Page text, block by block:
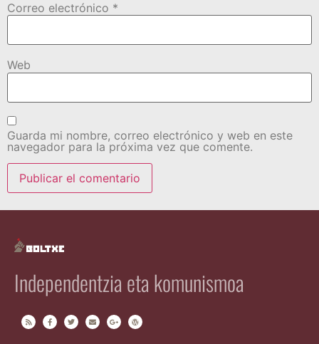
Correo electrónico *
Web
Guarda mi nombre, correo electrónico y web en este
navegador para la próxima vez que comente.
Independentzia eta komunismoa